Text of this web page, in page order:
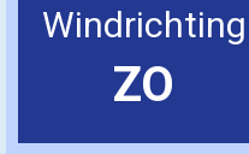
Windrichting
ZO